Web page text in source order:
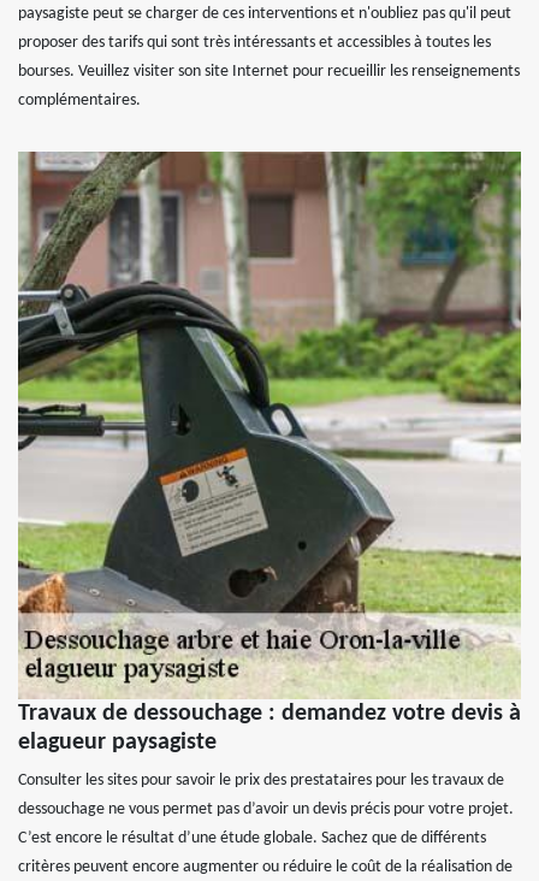
paysagiste peut se charger de ces interventions et n'oubliez pas qu'il peut
proposer des tarifs qui sont très intéressants et accessibles à toutes les
bourses. Veuillez visiter son site Internet pour recueillir les renseignements
complémentaires.
Travaux de dessouchage : demandez votre devis à
elagueur paysagiste
Consulter les sites pour savoir le prix des prestataires pour les travaux de
dessouchage ne vous permet pas d’avoir un devis précis pour votre projet.
C’est encore le résultat d’une étude globale. Sachez que de différents
critères peuvent encore augmenter ou réduire le coût de la réalisation de